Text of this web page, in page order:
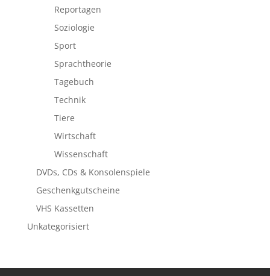
Reportagen
Soziologie
Sport
Sprachtheorie
Tagebuch
Technik
Tiere
Wirtschaft
Wissenschaft
DVDs, CDs & Konsolenspiele
Geschenkgutscheine
VHS Kassetten
Unkategorisiert